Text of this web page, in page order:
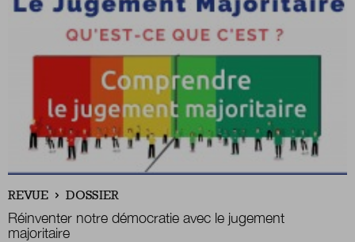
REVUE DOSSIER
Réinventer notre démocratie avec le jugement
majoritaire